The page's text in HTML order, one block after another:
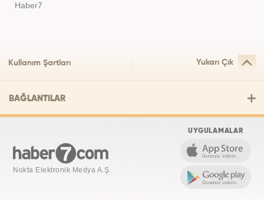
Haber7
Kullanım Şartları Yukarı Çık
BAĞLANTILAR
Nokta Elektronik Medya A.Ş.
UYGULAMALAR